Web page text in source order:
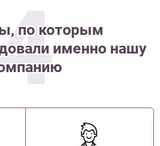
по которым
именно нашу